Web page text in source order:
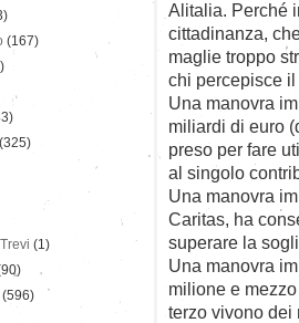
Alitalia. Perché
cittadinanza,
maglie troppo
chi percepisce il
Una manovra
miliardi di euro
preso per fare
al singolo
Una manovra
Caritas, ha
superare la
Una manovra
milione e
terzo vivono dei
(167)
(325)
(1)
(596)